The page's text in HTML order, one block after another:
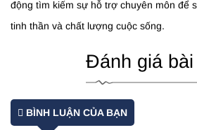
động tìm kiếm sự hỗ trợ chuyên môn để
tinh thần và chất lượng cuộc sống.
Đánh giá
BÌNH LUẬN CỦA BẠN